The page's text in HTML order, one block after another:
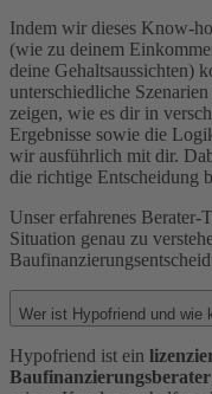
Indem wir dieses Know-
(wie zu deinem
deine Gehaltsaussichten)
unterschiedliche
zeigen, wie es dir in
Ergebnisse sowie die
wir ausführlich mit dir.
die richtige Entscheidung
Unser erfahrenes Berater-
Situation genau zu
Wer ist Hypofriend und wie
Hypofriend ist ein
Baufinanzierungsberater